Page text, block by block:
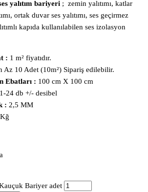
yalıtım bariyeri ; zemin yalıtımı, katlar
ortak duvar ses yalıtımı, ses geçirmez
kapıda kullanılabilen ses izolasyon
: 1 m² fiyatıdır.
Az 10 Adet (10m²) Sipariş edilebilir.
Ebatları : 100 cm X 100 cm
24 db +/- desibel
: 2,5 MM
Bariyer adet